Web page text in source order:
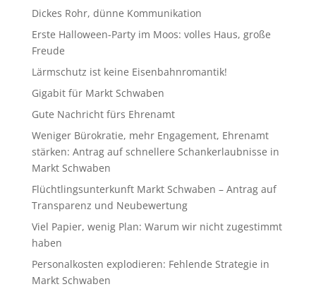
Dickes Rohr, dünne Kommunikation
Erste Halloween-Party im Moos: volles Haus, große
Freude
Lärmschutz ist keine Eisenbahnromantik!
Gigabit für Markt Schwaben
Gute Nachricht fürs Ehrenamt
Weniger Bürokratie, mehr Engagement, Ehrenamt
stärken: Antrag auf schnellere Schankerlaubnisse in
Markt Schwaben
Flüchtlingsunterkunft Markt Schwaben – Antrag auf
Transparenz und Neubewertung
Viel Papier, wenig Plan: Warum wir nicht zugestimmt
haben
Personalkosten explodieren: Fehlende Strategie in
Markt Schwaben